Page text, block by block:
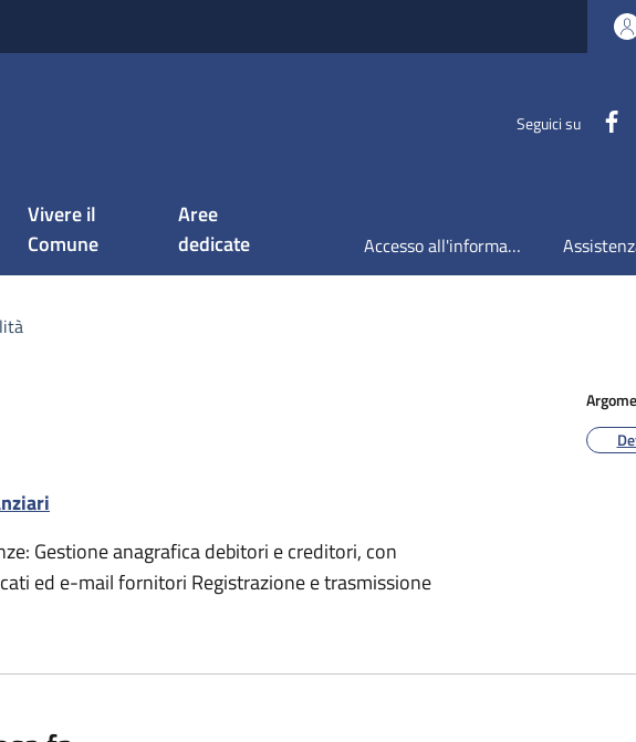
Seguici su
Vivere il
Comune
Aree
dedicate
Accesso all'informazione
Gestione anagrafica debitori e creditori, con
ed e-mail fornitori Registrazione e trasmissione